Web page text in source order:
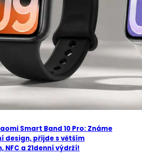
Smart Band 10 Pro: Známe
design, přijde s větším
NFC a 21denní výdrží!